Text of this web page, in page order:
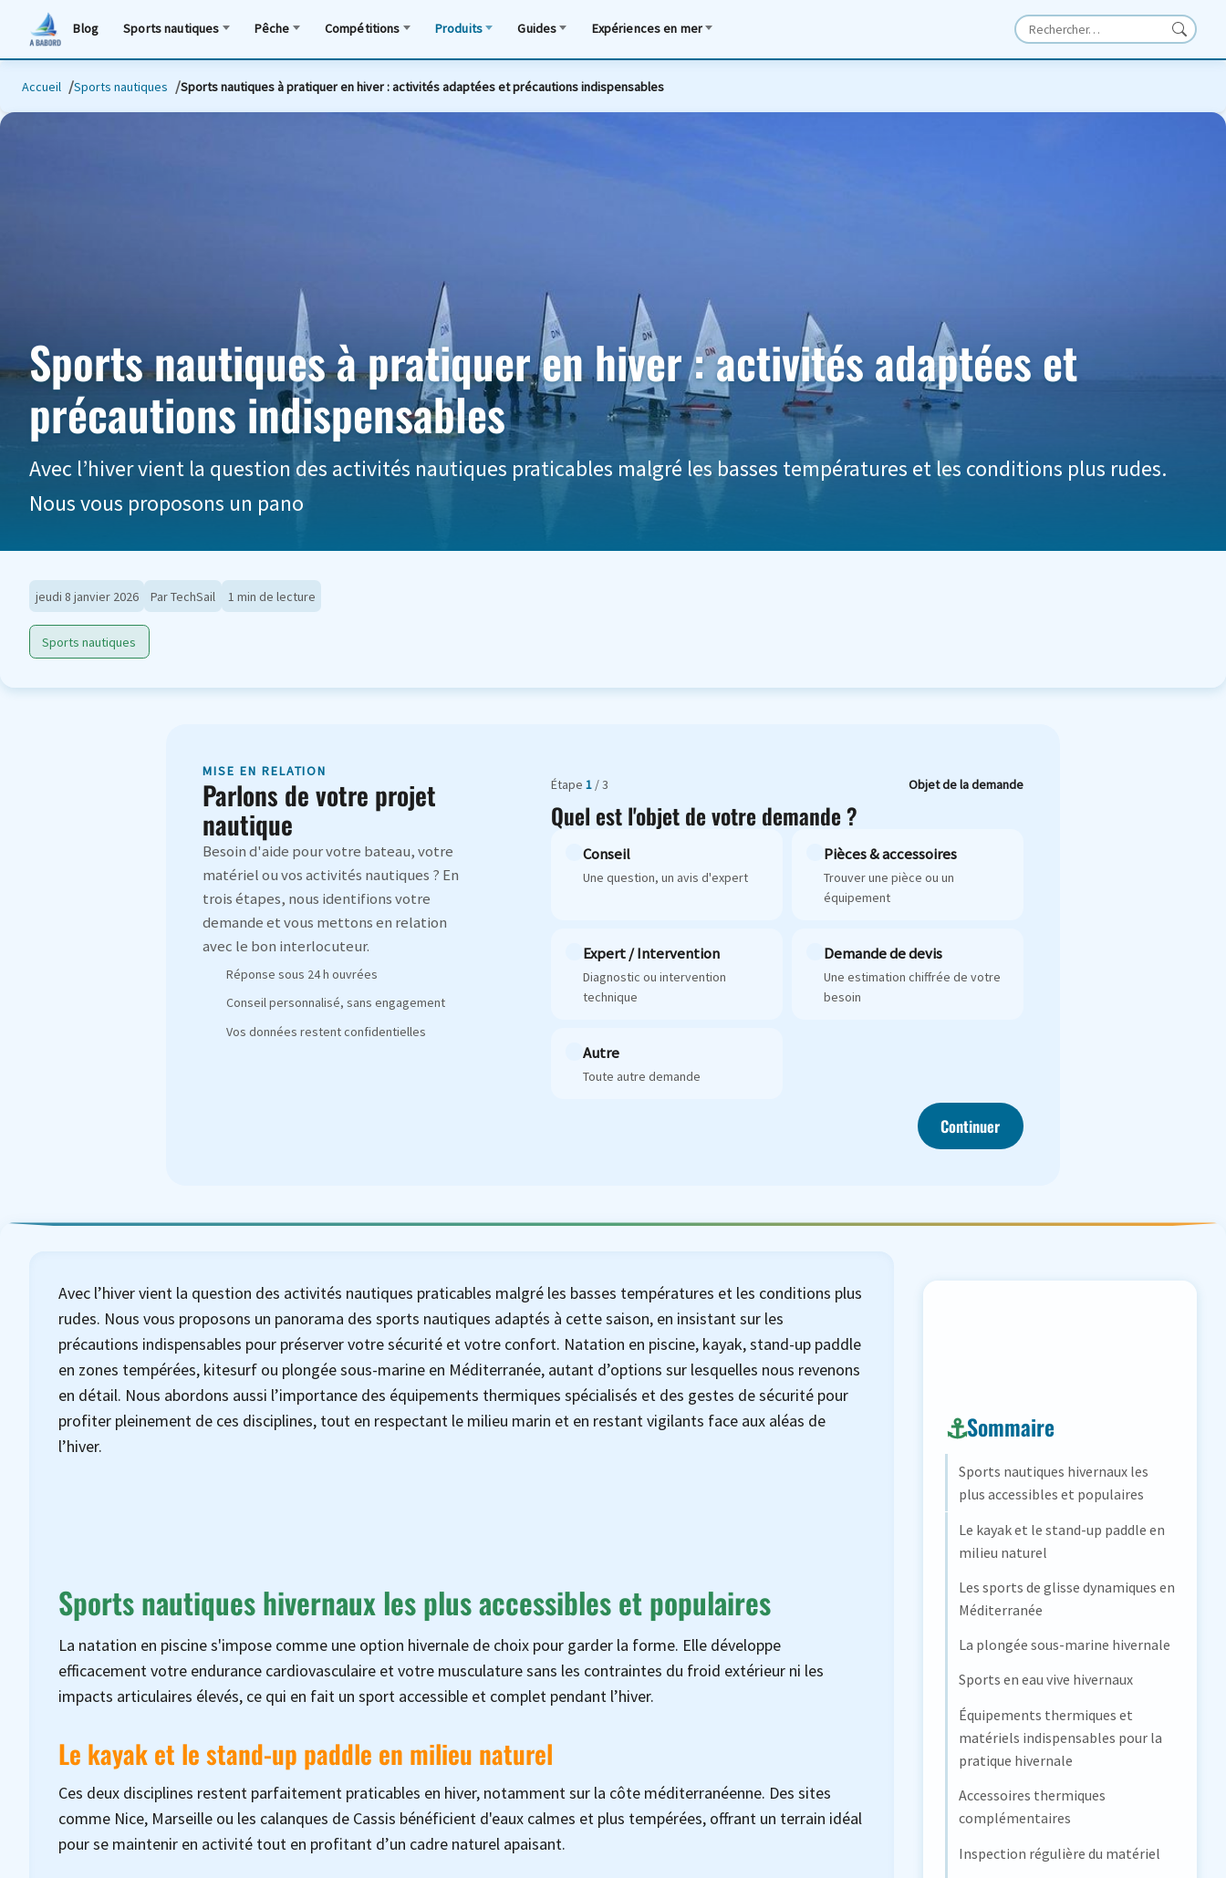
Blog Sports nautiques Pêche Compétitions Produits Guides Expériences en mer
Accueil Sports nautiques Sports nautiques à pratiquer en hiver : activités adaptées et précautions indispensables
Sports nautiques à pratiquer en hiver : activités adaptées et
précautions indispensables
Avec l’hiver vient la question des activités nautiques praticables malgré les basses températures et les conditions plus rudes.
Nous vous proposons un pano
jeudi 8 janvier 2026 Par TechSail 1 min de lecture
Sports nautiques
MISE EN RELATION
Parlons de votre projet
nautique
Besoin d'aide pour votre bateau, votre
matériel ou vos activités nautiques ? En
trois étapes, nous identifions votre
demande et vous mettons en relation
avec le bon interlocuteur.
Réponse sous 24 h ouvrées
Conseil personnalisé, sans engagement
Vos données restent confidentielles
Étape1 / 3 Objet de la demande
Quel est l'objet de votre demande ?
Conseil
Une question, un avis d'expert
Pièces & accessoires
Trouver une pièce ou un
équipement
Expert / Intervention
Diagnostic ou intervention
technique
Demande de devis
Une estimation chiffrée de votre
besoin
Autre
Toute autre demande
Continuer
Avec l’hiver vient la question des activités nautiques praticables malgré les basses températures et les conditions plus
rudes. Nous vous proposons un panorama des sports nautiques adaptés à cette saison, en insistant sur les
précautions indispensables pour préserver votre sécurité et votre confort. Natation en piscine, kayak, stand-up paddle
en zones tempérées, kitesurf ou plongée sous-marine en Méditerranée, autant d’options sur lesquelles nous revenons
en détail. Nous abordons aussi l’importance des équipements thermiques spécialisés et des gestes de sécurité pour
profiter pleinement de ces disciplines, tout en respectant le milieu marin et en restant vigilants face aux aléas de
l’hiver.
Sports nautiques hivernaux les plus accessibles et populaires
La natation en piscine s'impose comme une option hivernale de choix pour garder la forme. Elle développe
efficacement votre endurance cardiovasculaire et votre musculature sans les contraintes du froid extérieur ni les
impacts articulaires élevés, ce qui en fait un sport accessible et complet pendant l’hiver.
Le kayak et le stand-up paddle en milieu naturel
Ces deux disciplines restent parfaitement praticables en hiver, notamment sur la côte méditerranéenne. Des sites
comme Nice, Marseille ou les calanques de Cassis bénéficient d'eaux calmes et plus tempérées, offrant un terrain idéal
pour se maintenir en activité tout en profitant d’un cadre naturel apaisant.
Sommaire
Sports nautiques hivernaux les
plus accessibles et populaires
Le kayak et le stand-up paddle en
milieu naturel
Les sports de glisse dynamiques en
Méditerranée
La plongée sous-marine hivernale
Sports en eau vive hivernaux
Équipements thermiques et
matériels indispensables pour la
pratique hivernale
Accessoires thermiques
complémentaires
Inspection régulière du matériel